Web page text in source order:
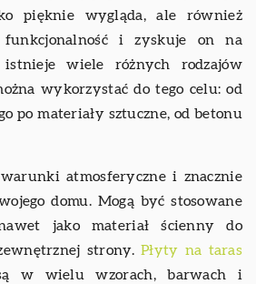
pięknie wygląda, ale również
i zyskuje on na
istnieje wiele różnych rodzajów
wykorzystać do tego celu: od
po materiały sztuczne, od betonu
atmosferyczne i znacznie
domu. Mogą być stosowane
jako materiał ścienny do
strony.Płyty na taras
w wielu wzorach, barwach i